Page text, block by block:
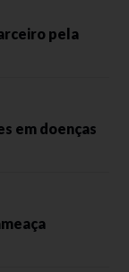
pela
em doenças